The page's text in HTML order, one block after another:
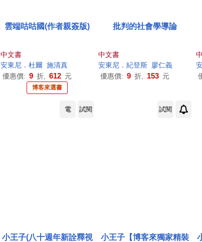
雲端咕咕國(作者親簽版)
中文書
安東尼 ．杜爾 施清真
優惠價: 9 折, 612 元
博客來選書
批判的社會學導論
中文書
安東尼 ．紀登斯 廖仁義
優惠價: 9 折, 153 元
電 試閱 試閱
小王子(八十週年新詮釋視
小王子【博客來獨家精裝